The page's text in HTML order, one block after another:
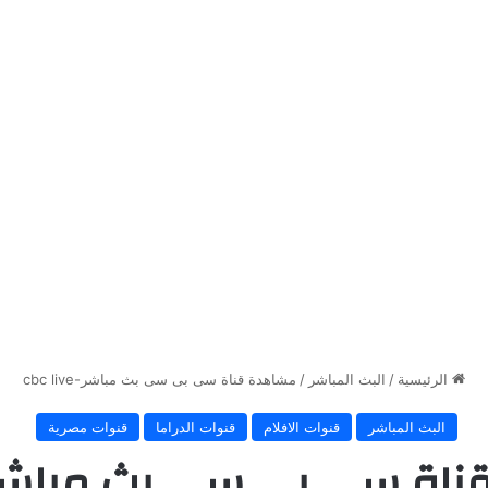
الرئيسية / البث المباشر / مشاهدة قناة سى بى سى بث مباشر-cbc live
البث المباشر قنوات الافلام قنوات الدراما قنوات مصرية